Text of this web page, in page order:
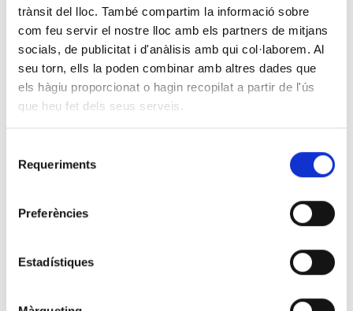
trànsit del lloc. També compartim la informació sobre
com feu servir el nostre lloc amb els partners de mitjans
socials, de publicitat i d'anàlisis amb qui col·laborem. Al
seu torn, ells la poden combinar amb altres dades que
els hàgiu proporcionat o hagin recopilat a partir de l'ús
que heu fet dels seus serveis.
Requeriments
Preferències
Estadístiques
El pasado 26 de junio, CLILAB Diagnòstics tuvo el honor
de recibir a dos destacadas especialistas del laboratorio
clínico portugués: laDra. Luisa Sancho,Directora del
Laboratorio de Patología Clínica, y laDra. Elzara Aliyeva
Directora del Laboratorio de Microbiología. Ambas
de nuestros servicios de microbiología, especialmente el modelo
mediante la plataforma
, hemos logrado integrar 19
analizadores distribuidos en cinco laboratorios, junto con la